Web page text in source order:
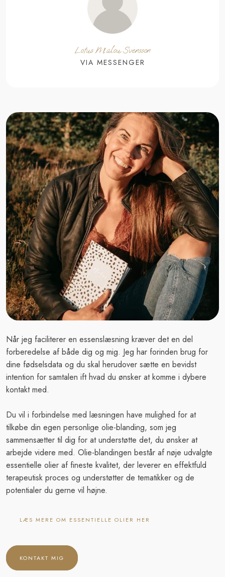
​Lotus Malou Svensson
VIA MESSENGER​
Når jeg faciliterer en essenslæsning kræver det en del
forberedelse af både dig og mig. Jeg har forinden brug for
dine fødselsdata og du skal herudover sætte en bevidst
intention for samtalen ift hvad du ønsker at komme i dybere
kontakt med.
Du vil i forbindelse med læsningen have mulighed for at
tilkøbe din egen personlige olie-blanding, som jeg
sammensætter til dig for at understøtte det, du ønsker at
arbejde videre med. Olie-blandingen består af nøje udvalgte
essentielle olier af fineste kvalitet, der leverer en effektfuld
terapeutisk proces og understøtter de tematikker og de
potentialer du gerne vil højne.​
LÆS MERE OM ESSENTIELLE OLIER HER
​KONTAKT MIG